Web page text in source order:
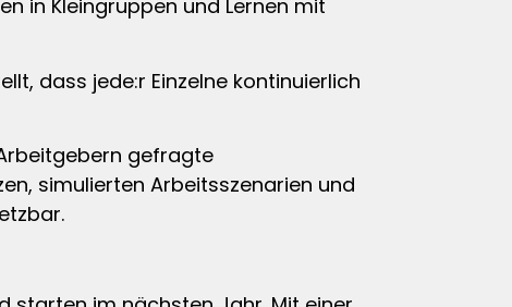
in Kleingruppen und Lernen mit
dass jede:r Einzelne kontinuierlich
gefragte
simulierten Arbeitsszenarien und